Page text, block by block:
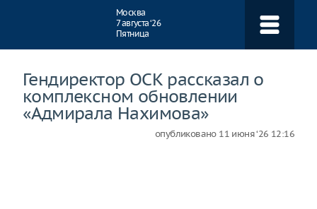
Москва
7 августа ‘26
Пятница
Гендиректор ОСК рассказал о
комплексном обновлении
«Адмирала Нахимова»
опубликовано 11 июня ‘26 12:16